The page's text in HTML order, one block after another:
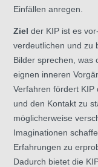
Einfällen anregen.
Ziel der KIP ist es
verdeutlichen und zu
Bilder sprechen, was
eignen inneren
Verfahren fördert KIP
und den Kontakt zu
möglicherweise
Imaginationen
Erfahrungen zu
Dadurch bietet die